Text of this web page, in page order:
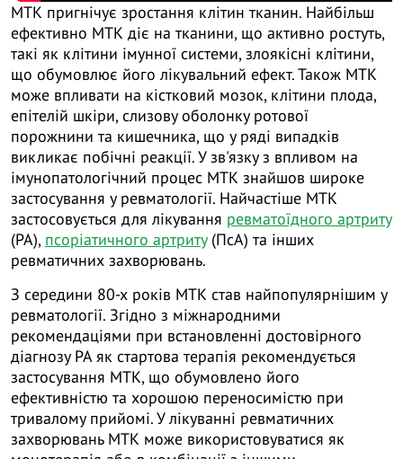
МТК пригнічує зростання клітин тканин. Найбільш
ефективно МТК діє на тканини, що активно ростуть,
такі як клітини імунної системи, злоякісні клітини,
що обумовлює його лікувальний ефект. Також МТК
може впливати на кістковий мозок, клітини плода,
епітелій шкіри, слизову оболонку ротової
порожнини та кишечника, що у ряді випадків
викликає побічні реакції. У зв'язку з впливом на
імунопатологічний процес МТК знайшов широке
застосування у ревматології. Найчастіше МТК
застосовується для лікування ревматоїдного артриту
(РА), псоріатичного артриту(ПсА) та інших
ревматичних захворювань.
З середини 80-х років МТК став найпопулярнішим у
ревматології. Згідно з міжнародними
рекомендаціями при встановленні достовірного
діагнозу РА як стартова терапія рекомендується
застосування МТК, що обумовлено його
ефективністю та хорошою переносимістю при
тривалому прийомі. У лікуванні ревматичних
захворювань МТК може використовуватися як